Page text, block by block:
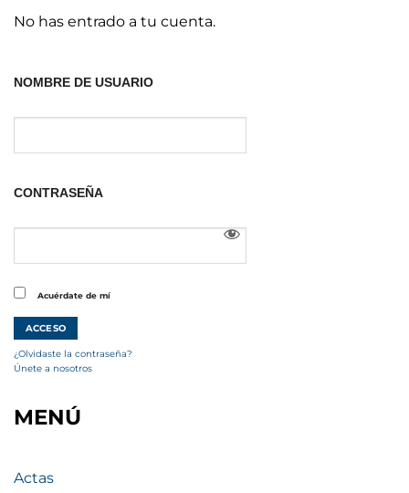
No has entrado a tu cuenta.
NOMBRE DE USUARIO
CONTRASEÑA
Acuérdate de mí
¿Olvidaste la contraseña?
Únete a nosotros
MENÚ
Actas